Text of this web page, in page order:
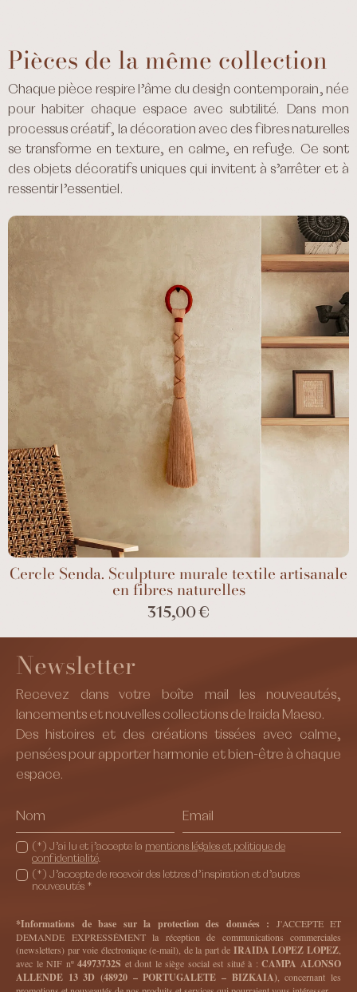
Pièces de la même collection
Chaque pièce respire l’âme du design contemporain, née
pour habiter chaque espace avec subtilité. Dans mon
processus créatif, la décoration avec des fibres naturelles
se transforme en texture, en calme, en refuge. Ce sont
des objets décoratifs uniques qui invitent à s’arrêter et à
ressentir l’essentiel.
Cercle Senda. Sculpture murale textile artisanale
en fibres naturelles
315,00 €
Newsletter
Recevez dans votre boîte mail les nouveautés,
lancements et nouvelles collections de Iraida Maeso.
Des histoires et des créations tissées avec calme,
pensées pour apporter harmonie et bien-être à chaque
espace.
(*) J’ai lu et j’accepte la mentions légales et politique de
confidentialité.
(*) J’accepte de recevoir des lettres d’inspiration et d’autres
nouveautés *
*Informations de base sur la protection des données : J'ACCEPTE ET
DEMANDE EXPRESSÉMENT la réception de communications commerciales
(newsletters) par voie électronique (e-mail), de la part de IRAIDA LOPEZ LOPEZ
avec le NIF nº44973732S et dont le siège social est situé à :CAMPA ALONSO
ALLENDE 13 3D (48920 – PORTUGALETE – BIZKAIA), concernant les